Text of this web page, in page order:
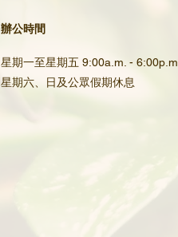
辦公時間
星期一至星期五 9:00a.m. - 6:00p.m.
星期六、日及公眾假期休息